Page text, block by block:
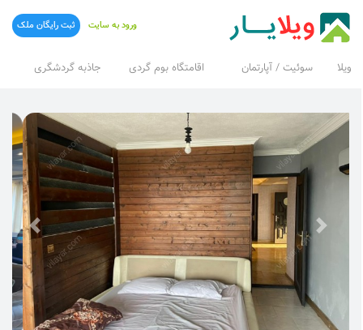
ویلا سوئیت / آپارتمان اقامتگاه بوم گردی جاذبه گردشگری
ورود به سایت ثبت رایگان ملک